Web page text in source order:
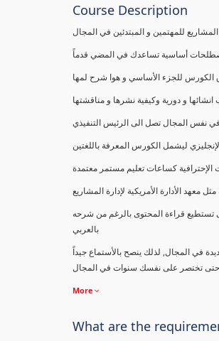
Course Description
للمهتمين و المبتدئين في المجال
أساسية تساعدك في المضي قدماً
و دورية وكيفية نشرها و مناقشتها
في نفس المجال تصل الى الرئيس التنفيذي
ليشمل الكورس المعرفة باللغتين
كساعات تعليم مستمر معتمدة
الأدارة الأمريكية لإدارة المشاريع
تستطيع قراءة المحتوى بالرغم من شرحه
بالعربي
في المجال, لذلك ينصح بالأستماع جيداً
تختصر على نفسك سنوات في المجال
More
What are the